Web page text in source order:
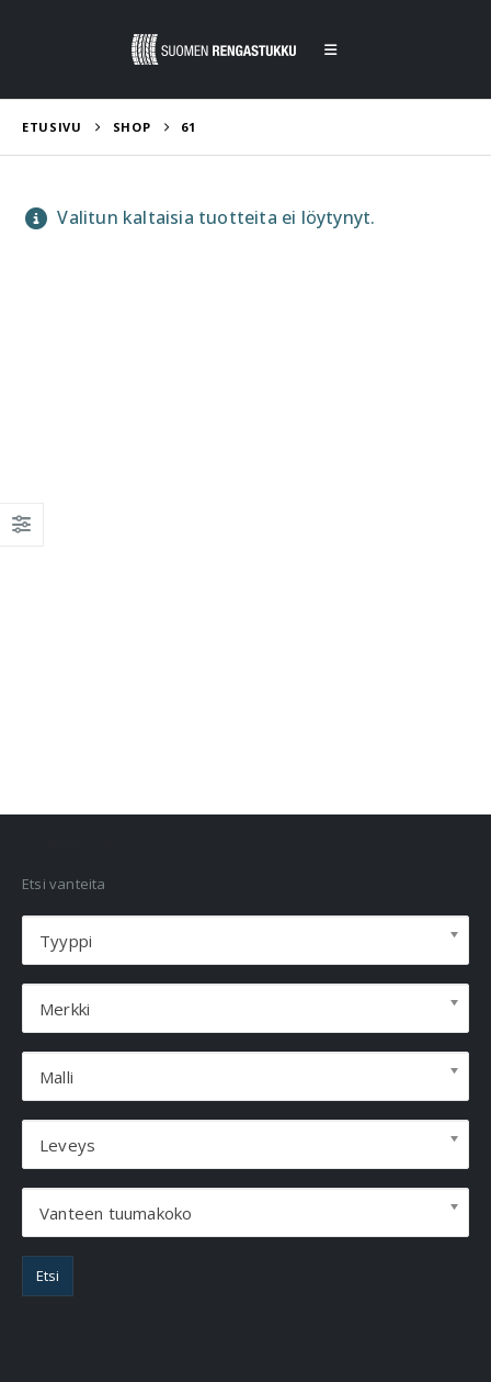
ETUSIVU SHOP 61
Valitun kaltaisia tuotteita ei löytynyt.
Etsi vanteita
Tyyppi
Merkki
Malli
Leveys
Vanteen tuumakoko
Etsi